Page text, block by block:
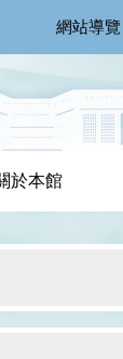
網站導覽
於本館